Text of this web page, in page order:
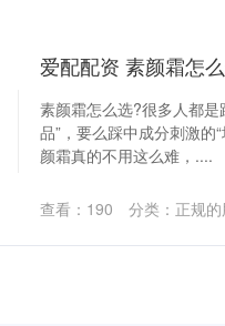
素颜霜怎么选?很多人都
品”，要么踩中成分刺激的
颜霜真的不用这么难，....
查看： 190 分类： 正规